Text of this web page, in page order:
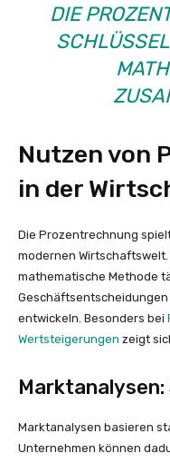
DIE
Nutzen von
in der
Die Prozentrechnung
modernen
mathematische Methode
entwickeln. Besonders bei
Wertsteigerungen zeigt
Marktanalysen basieren
Unternehmen können